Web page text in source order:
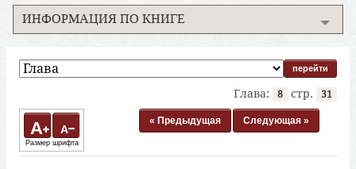
По категориям
По авторам
ССУО
Поиск
ИНФОРМАЦИЯ ПО КНИГЕ
Глава: 8 стр. 31
A A
Размер шрифта
« Предыдущая Следующая »